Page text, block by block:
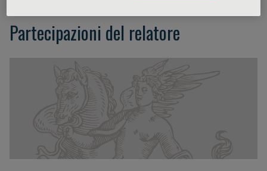
Partecipazioni del relatore